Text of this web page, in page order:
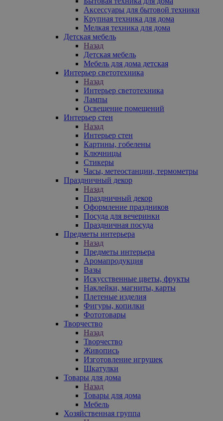
Аксессуары для бытовой техники
Крупная техника для дома
Мелкая техника для дома
Детская мебель
Назад
Детская мебель
Мебель для дома детская
Интерьер светотехника
Назад
Интерьер светотехника
Лампы
Освещение помещений
Интерьер стен
Назад
Интерьер стен
Картины, гобелены
Ключницы
Стикеры
Часы, метеостанции, термометры
Праздничный декор
Назад
Праздничный декор
Оформление праздников
Посуда для вечеринки
Праздничная посуда
Предметы интерьера
Назад
Предметы интерьера
Аромапродукция
Вазы
Искусственные цветы, фрукты
Наклейки, магниты, карты
Плетеные изделия
Фигуры, копилки
Фототовары
Творчество
Назад
Творчество
Живопись
Изготовление игрушек
Шкатулки
Товары для дома
Назад
Товары для дома
Мебель
Хозяйственная группа